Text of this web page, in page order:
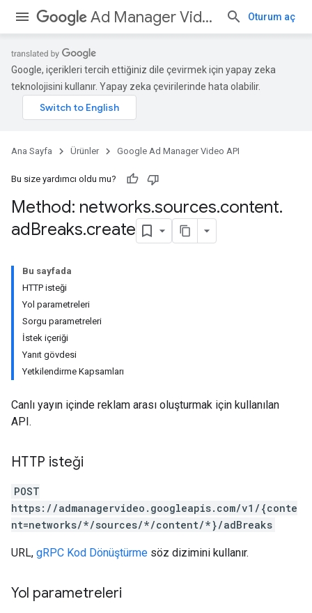
Ad Manager Video API Oturum aç
Google, içerikleri tercih ettiğiniz dile çevirmek için yapay zeka
teknolojisini kullanır. Yapay zeka çevirilerinde hata olabilir.
Ana Sayfa Ürünler Google Ad Manager Video API
Bu size yardımcı oldu mu?
Method: networks.sources.content.
adBreaks.create
Bu sayfada
HTTP isteği
Yol parametreleri
Sorgu parametreleri
İstek içeriği
Yanıt gövdesi
Yetkilendirme Kapsamları
Canlı yayın içinde reklam arası oluşturmak için kullanılan
API.
HTTP isteği
POST
https://admanagervideo.googleapis.com/v1/{conte
nt=networks/*/sources/*/content/*}/adBreaks
URL, gRPC Kod Dönüştürme söz dizimini kullanır.
Yol parametreleri